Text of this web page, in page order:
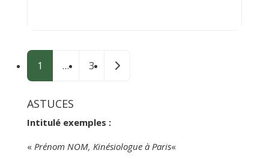
écouter ce
Posts navigation
1 … 3 Older posts
ASTUCES
Intitulé exemples :
« Prénom NOM, Kinésiologue à Paris«